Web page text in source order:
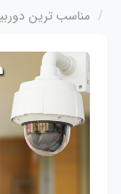
مناسب ترین